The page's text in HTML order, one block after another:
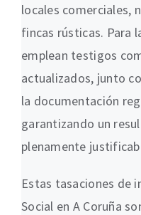
locales comerciales,
fincas rústicas. Para
emplean testigos
actualizados, junto
la documentación
garantizando un
plenamente
Estas tasaciones de
Social en A Coruña